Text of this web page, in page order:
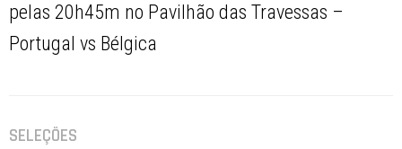
pelas 20h45m no Pavilhão das Travessas –
Portugal vs Bélgica
SELEÇÕES